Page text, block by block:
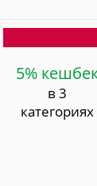
5%
в 3
категориях